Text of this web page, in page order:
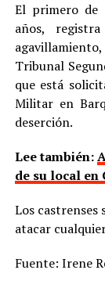
El primero de
años,
Tribunal
que está
Militar en
deserción.
Lee también:
de su local en
Los
atacar
Fuente: Irene